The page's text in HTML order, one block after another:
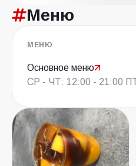
Меню
МЕНЮ
Основное меню
СР - ЧТ: 12:00 - 21:00